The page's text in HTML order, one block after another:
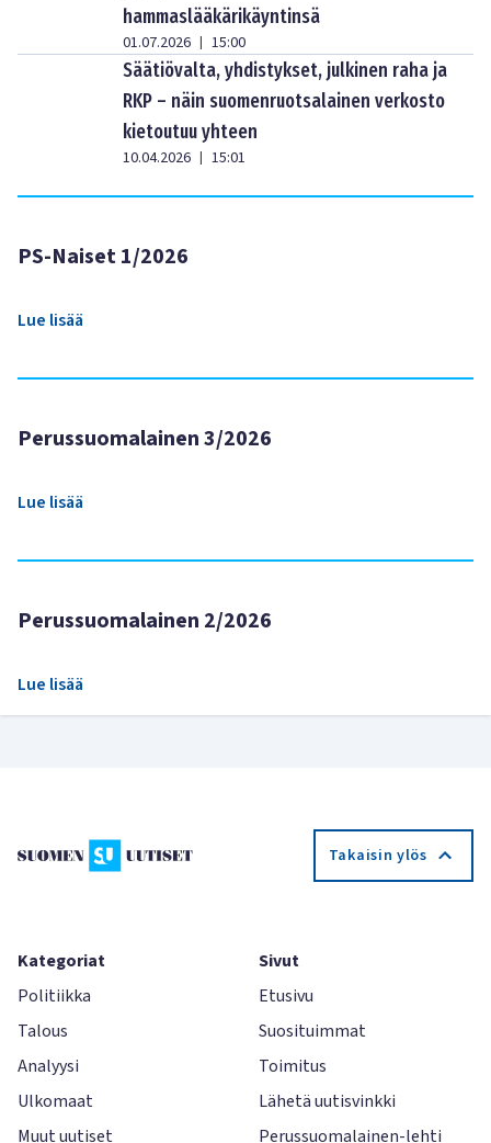
hammaslääkärikäyntinsä
01.07.2026 | 15:00
Säätiövalta, yhdistykset, julkinen raha ja
RKP – näin suomenruotsalainen verkosto
kietoutuu yhteen
10.04.2026 | 15:01
PS-Naiset 1/2026
Lue lisää
Perussuomalainen 3/2026
Lue lisää
Perussuomalainen 2/2026
Lue lisää
Takaisin ylös
Kategoriat
Politiikka
Talous
Analyysi
Ulkomaat
Muut uutiset
Sivut
Etusivu
Suosituimmat
Toimitus
Lähetä uutisvinkki
Perussuomalainen-lehti